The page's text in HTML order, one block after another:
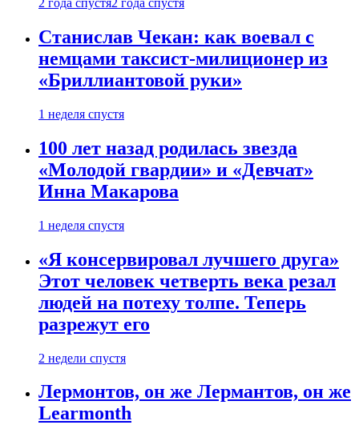
2 года спустя2 года спустя
Станислав Чекан: как воевал с
немцами таксист-милиционер из
«Бриллиантовой руки»
1 неделя спустя
100 лет назад родилась звезда
«Молодой гвардии» и «Девчат»
Инна Макарова
1 неделя спустя
«Я консервировал лучшего друга»
Этот человек четверть века резал
людей на потеху толпе. Теперь
разрежут его
2 недели спустя
Лермонтов, он же Лермантов, он же
Learmonth